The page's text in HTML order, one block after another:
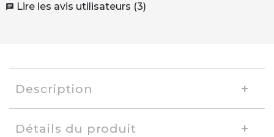
chat Lire les avis utilisateurs (3)
Description
Détails du produit